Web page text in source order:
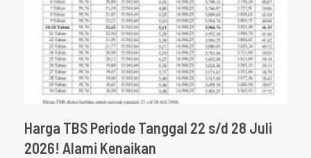
Harga TBS Periode Tanggal 22 s/d 28 Juli
2026! Alami Kenaikan